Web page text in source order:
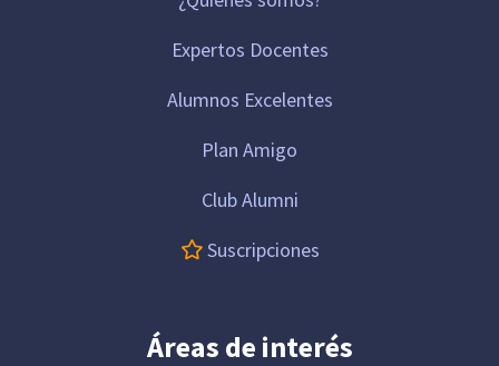
Expertos Docentes
Alumnos Excelentes
Plan Amigo
Club Alumni
Suscripciones
Áreas de interés